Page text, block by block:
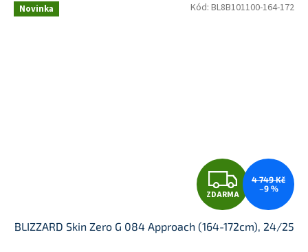
Novinka
Z
D
A
ZDARMA
4 749 Kč
–9 %
BLIZZARD Skin Zero G 084 Approach (164-172cm), 24/25
Kód: BL8B101100-164-172